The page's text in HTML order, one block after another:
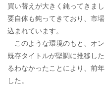
買い替えが大きく鈍ってきま
要自体も鈍ってきており、市
込まれています。
このような環境のもと、オン
既存タイトルが堅調に推移し
るわなかったことにより、前
した。